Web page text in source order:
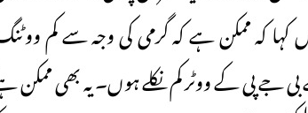
کہ ممکن ہے کہ گرمی کی وجہ سے کم
بی جے پی کے ووٹر کم نکلے ہوں۔ یہ بھی